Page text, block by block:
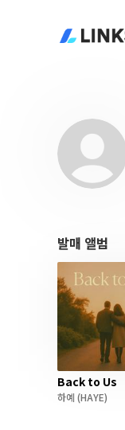
발매 앨범
Back to Us
하예 (HAYE)